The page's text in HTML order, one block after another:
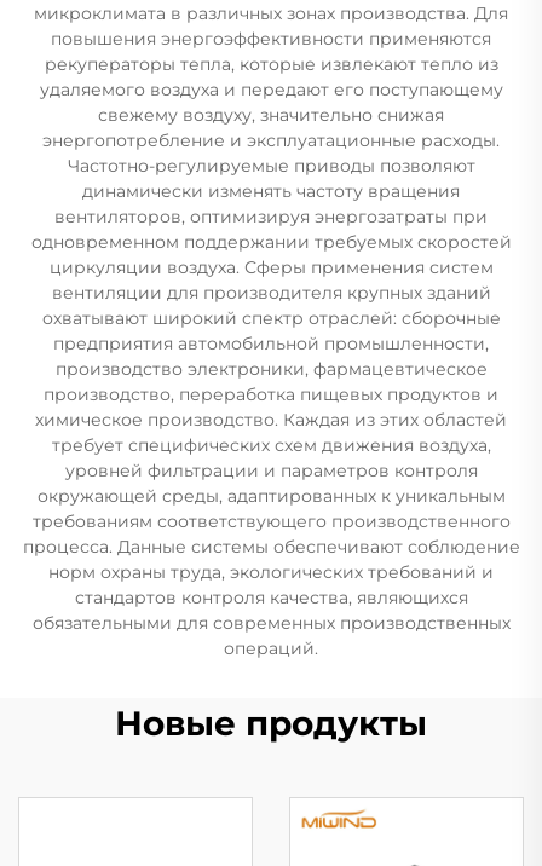
микроклимата в различных зонах производства. Для
повышения энергоэффективности применяются
рекуператоры тепла, которые извлекают тепло из
удаляемого воздуха и передают его поступающему
свежему воздуху, значительно снижая
энергопотребление и эксплуатационные расходы.
Частотно-регулируемые приводы позволяют
динамически изменять частоту вращения
вентиляторов, оптимизируя энергозатраты при
одновременном поддержании требуемых скоростей
циркуляции воздуха. Сферы применения систем
вентиляции для производителя крупных зданий
охватывают широкий спектр отраслей: сборочные
предприятия автомобильной промышленности,
производство электроники, фармацевтическое
производство, переработка пищевых продуктов и
химическое производство. Каждая из этих областей
требует специфических схем движения воздуха,
уровней фильтрации и параметров контроля
окружающей среды, адаптированных к уникальным
требованиям соответствующего производственного
процесса. Данные системы обеспечивают соблюдение
норм охраны труда, экологических требований и
стандартов контроля качества, являющихся
обязательными для современных производственных
операций.
Новые продукты